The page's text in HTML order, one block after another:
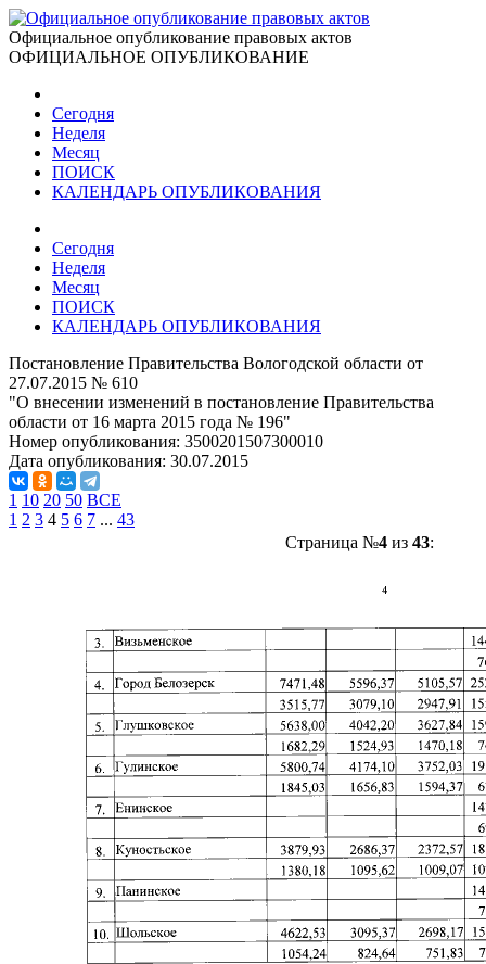
Официальное опубликование правовых актов
ОФИЦИАЛЬНОЕ ОПУБЛИКОВАНИЕ
Сегодня
Неделя
Месяц
ПОИСК
КАЛЕНДАРЬ ОПУБЛИКОВАНИЯ
Сегодня
Неделя
Месяц
ПОИСК
КАЛЕНДАРЬ ОПУБЛИКОВАНИЯ
Постановление Правительства Вологодской области от
27.07.2015 № 610
"О внесении изменений в постановление Правительства
области от 16 марта 2015 года № 196"
Номер опубликования: 3500201507300010
Дата опубликования: 30.07.2015
1 10 20 50 ВСЕ
1 2 3 4 5 6 7 ... 43
Страница №4из 43: